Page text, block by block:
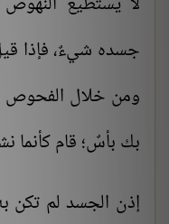
جسده شيءٌ، فإذا
ومن خلال الفحوص
بك بأسٌ؛ قام كأنما
إذن الجسد لم تكن